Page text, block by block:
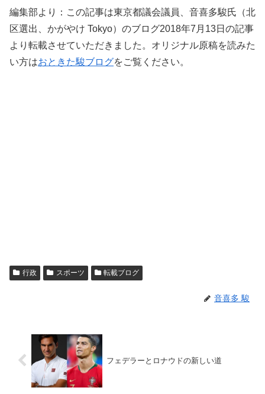
編集部より：この記事は東京都議会議員、音喜多駿氏（北
区選出、かがやけ Tokyo）のブログ2018年7月13日の記事
より転載させていただきました。オリジナル原稿を読みた
い方はおときた駿ブログをご覧ください。
行政 スポーツ 転載ブログ
音喜多 駿
フェデラーとロナウドの新しい道